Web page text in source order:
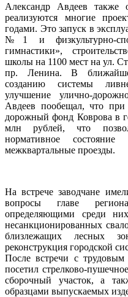
Александр Авдеев также
реализуются многие
годами. Это запуск в
№1 и физкультурно-
гимнастики»,
школы на 1100 мест на ул.
пр. Ленина. В
созданию системы
улучшение улично-
Авдеев пообещал, что при
дорожный фонд Коврова в
млн рублей, что
нормативное состояние
межквартальные проезды.
На встрече заводчане
вопросы главе
определяющими среди
несанкционированных
близлежащих лесных
реконструкция городской
После встречи с
посетил стрелково-
сборочный участок, а
образцами выпускаемых